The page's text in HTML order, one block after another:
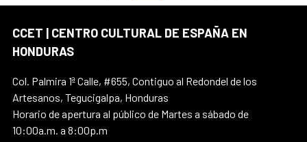
CCET | CENTRO CULTURAL DE ESPAÑA EN
HONDURAS
Col. Palmira 1ª Calle, #655, Contiguo al Redondel de los
Artesanos, Tegucigalpa, Honduras
Horario de apertura al público de Martes a sábado de
10:00a.m. a 8:00p.m